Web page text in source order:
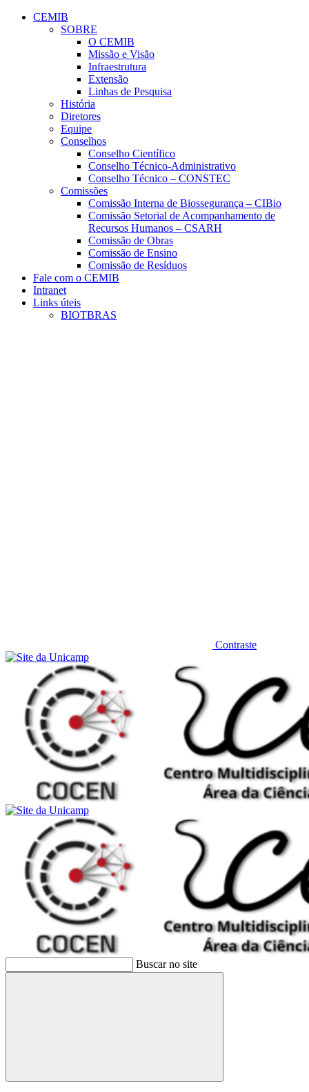
Conteúdo principal
CEMIB
SOBRE
O CEMIB
Missão e Visão
Infraestrutura
Extensão
Linhas de Pesquisa
História
Diretores
Equipe
Conselhos
Conselho Científico
Conselho Técnico-Administrativo
Conselho Técnico – CONSTEC
Comissões
Comissão Interna de Biossegurança – CIBio
Comissão Setorial de Acompanhamento de
Recursos Humanos – CSARH
Comissão de Obras
Comissão de Ensino
Comissão de Resíduos
Fale com o CEMIB
Intranet
Links úteis
BIOTBRAS
Contraste
Buscar no site
Buscar